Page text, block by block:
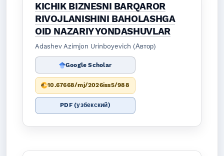
KICHIK BIZNESNI BARQAROR
RIVOJLANISHINI BAHOLASHGA
OID NAZARIY YONDASHUVLAR
Adashev Azimjon Urinboyevich (Автор)
Google Scholar
10.67668/mj/2026iss5/988
PDF (узбекский)